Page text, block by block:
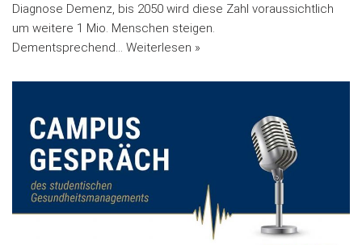
Diagnose Demenz, bis 2050 wird diese Zahl voraussichtlich
um weitere 1 Mio. Menschen steigen.
Dementsprechend… Weiterlesen »